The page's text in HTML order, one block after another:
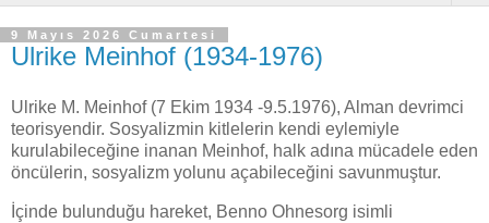
9 Mayıs 2026 Cumartesi
Ulrike Meinhof (1934-1976)
Ulrike M. Meinhof (7 Ekim 1934 -9.5.1976), Alman devrimci
teorisyendir. Sosyalizmin kitlelerin kendi eylemiyle
kurulabileceğine inanan Meinhof, halk adına mücadele eden
öncülerin, sosyalizm yolunu açabileceğini savunmuştur.
İçinde bulunduğu hareket, Benno Ohnesorg isimli